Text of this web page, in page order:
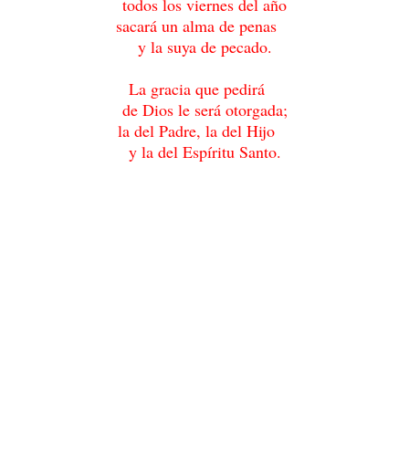
sacará un alma de penas
y la suya de pecado.
La gracia que pedirá
de Dios le será otorgada;
la del Padre, la del Hijo
y la del Espíritu Santo.